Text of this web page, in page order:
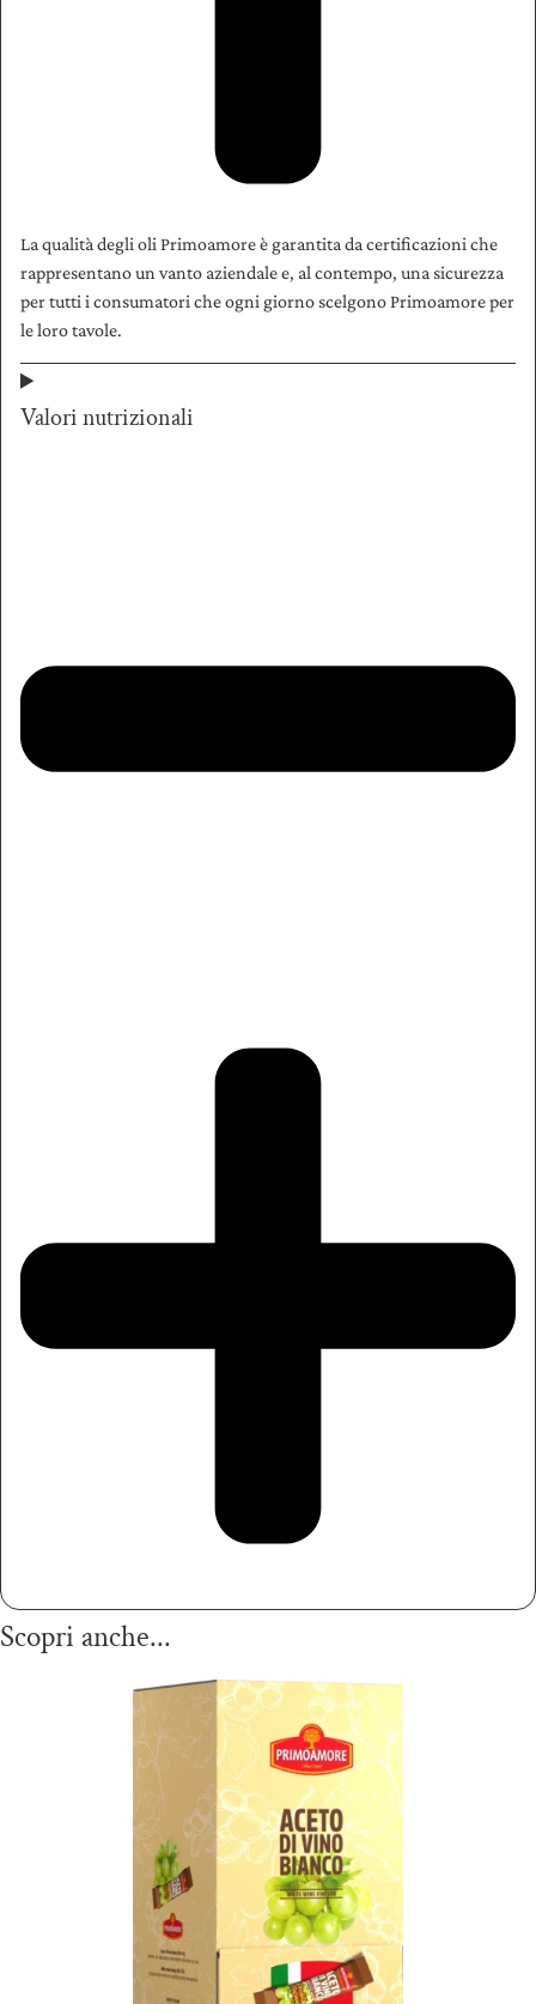
La qualità degli oli Primoamore è garantita da certificazioni che
rappresentano un vanto aziendale e, al contempo, una sicurezza
per tutti i consumatori che ogni giorno scelgono Primoamore per
le loro tavole.
Valori nutrizionali
Scopri anche...